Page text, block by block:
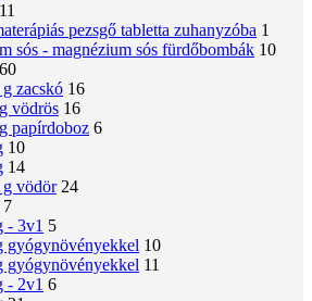
11
pezsgő tabletta zuhanyzóba 1
sós - magnézium sós fürdőbombák 10
zacskó 16
vödrös 16
papírdoboz 6
10
14
g vödör 24
7
- 3v1 5
gyógynövényekkel 10
gyógynövényekkel 11
- 2v1 6